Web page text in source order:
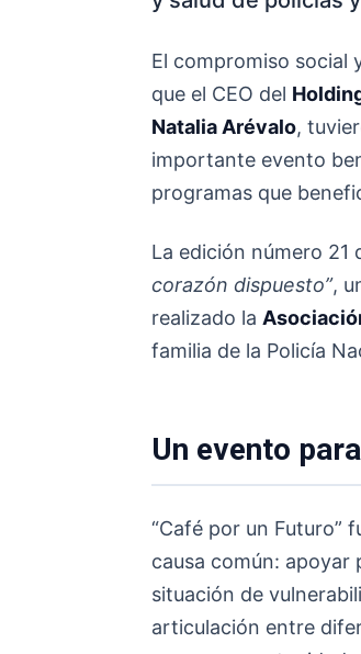
El compromiso social
que el CEO del
Natalia Arévalo,
importante evento
programas que
La edición número 21
corazón dispuesto”,
realizado la
familia de la Policía
Un evento
“Café por un Futuro”
causa común: apoyar
situación de
articulación entre